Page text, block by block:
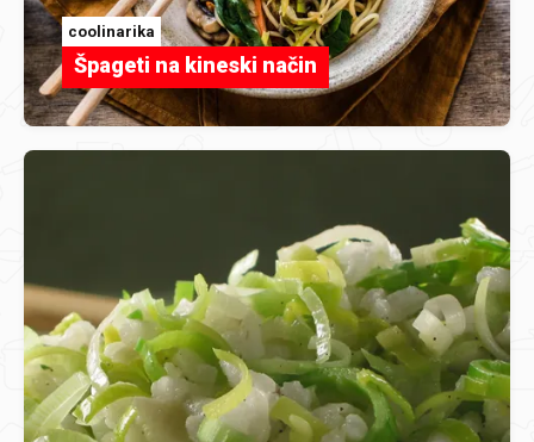
coolinarika
Špageti na kineski način